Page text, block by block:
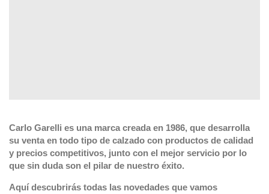
Carlo Garelli es una marca creada en 1986, que desarrolla
su venta en todo tipo de calzado con productos de calidad
y precios competitivos, junto con el mejor servicio por lo
que sin duda son el pilar de nuestro éxito.
Aquí descubrirás todas las novedades que vamos